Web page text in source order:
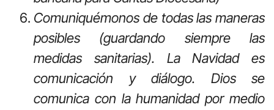
Comuniquémonos de todas las maneras
posibles (guardando siempre las
medidas sanitarias). La Navidad es
comunicación y diálogo. Dios se
comunica con la humanidad por medio